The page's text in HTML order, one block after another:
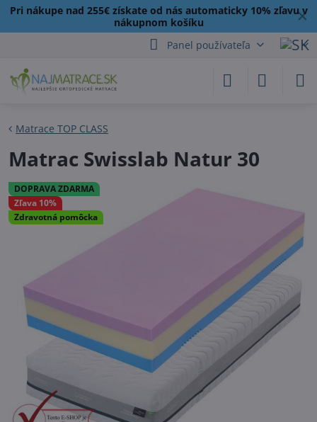
✕
Pri nákupe nad 255€ získate od nás automaticky 10% zľavu v
nákupnom košíku
Panel používateľa
DOPRAVA ZDARMA
Zľava 10%
Zdravotná pomôcka
Matrace TOP CLASS
Matrac Swisslab Natur 30